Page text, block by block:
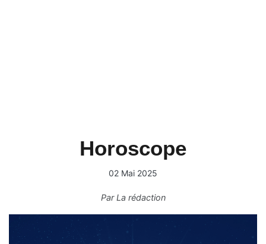
Horoscope
02 Mai 2025
ParLa rédaction